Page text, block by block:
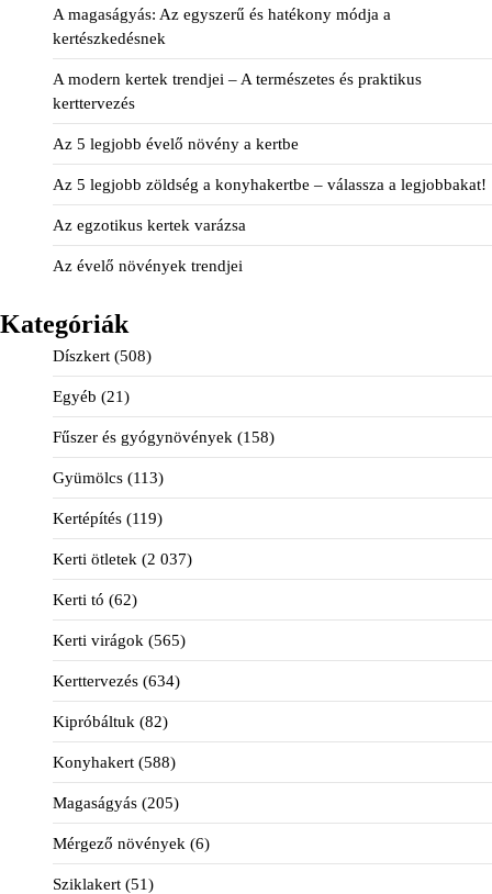
A magaságyás: Az egyszerű és hatékony módja a
kertészkedésnek
A modern kertek trendjei – A természetes és praktikus
kerttervezés
Az 5 legjobb évelő növény a kertbe
Az 5 legjobb zöldség a konyhakertbe – válassza a legjobbakat!
Az egzotikus kertek varázsa
Az évelő növények trendjei
Kategóriák
Díszkert (508)
Egyéb (21)
Fűszer és gyógynövények (158)
Gyümölcs (113)
Kertépítés (119)
Kerti ötletek (2 037)
Kerti tó (62)
Kerti virágok (565)
Kerttervezés (634)
Kipróbáltuk (82)
Konyhakert (588)
Magaságyás (205)
Mérgező növények (6)
Sziklakert (51)